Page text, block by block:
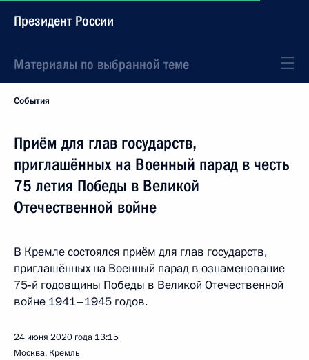
Президент России
Материалы по выбранной теме
События
Приём для глав государств,
приглашённых на Военный парад в честь
75 летия Победы в Великой
Отечественной войне
В Кремле состоялся приём для глав государств,
приглашённых на Военный парад в ознаменование
75‑й годовщины Победы в Великой Отечественной
войне 1941–1945 годов.
24 июня 2020 года 13:15
Москва, Кремль